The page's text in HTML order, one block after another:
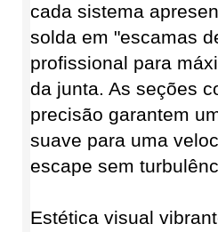
cada sistema
solda em "escamas
profissional para
da junta. As seções
precisão garantem
suave para uma
escape sem
Estética visual